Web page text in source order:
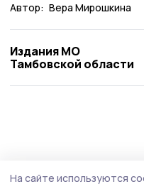
Автор: Вера Мирошкина
Издания МО
Тамбовской области
На сайте используются